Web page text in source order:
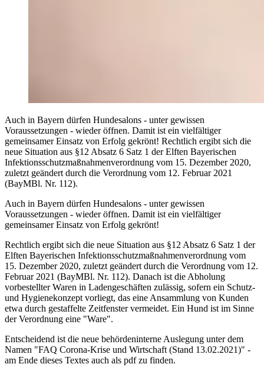
Auch in Bayern dürfen Hundesalons - unter gewissen
Voraussetzungen - wieder öffnen. Damit ist ein vielfältiger
gemeinsamer Einsatz von Erfolg gekrönt! Rechtlich ergibt sich die
neue Situation aus §12 Absatz 6 Satz 1 der Elften Bayerischen
Infektionsschutzmaßnahmenverordnung vom 15. Dezember 2020,
zuletzt geändert durch die Verordnung vom 12. Februar 2021
(BayMBl. Nr. 112).
Auch in Bayern dürfen Hundesalons - unter gewissen
Voraussetzungen - wieder öffnen. Damit ist ein vielfältiger
gemeinsamer Einsatz von Erfolg gekrönt!
Rechtlich ergibt sich die neue Situation aus §12 Absatz 6 Satz 1 der
Elften Bayerischen Infektionsschutzmaßnahmenverordnung vom
15. Dezember 2020, zuletzt geändert durch die Verordnung vom 12.
Februar 2021 (BayMBl. Nr. 112). Danach ist die Abholung
vorbestellter Waren in Ladengeschäften zulässig, sofern ein Schutz-
und Hygienekonzept vorliegt, das eine Ansammlung von Kunden
etwa durch gestaffelte Zeitfenster vermeidet. Ein Hund ist im Sinne
der Verordnung eine "Ware".
Entscheidend ist die neue behördeninterne Auslegung unter dem
Namen "FAQ Corona-Krise und Wirtschaft (Stand 13.02.2021)" -
am Ende dieses Textes auch als pdf zu finden.